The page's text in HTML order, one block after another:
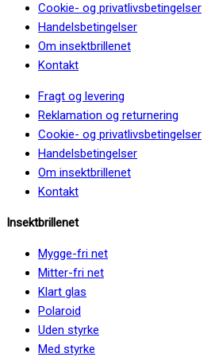
Cookie- og privatlivsbetingelser
Handelsbetingelser
Om insektbrillenet
Kontakt
Fragt og levering
Reklamation og returnering
Cookie- og privatlivsbetingelser
Handelsbetingelser
Om insektbrillenet
Kontakt
Insektbrillenet
Mygge-fri net
Mitter-fri net
Klart glas
Polaroid
Uden styrke
Med styrke